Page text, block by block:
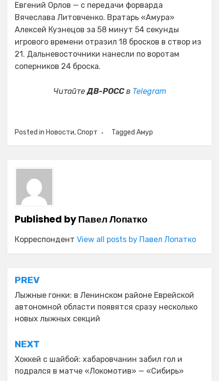
Евгений Орлов — с передачи форварда
Вячеслава Литовченко. Вратарь «Амура»
Алексей Кузнецов за 58 минут 54 секунды
игрового времени отразил 18 бросков в створ из
21. Дальневосточники нанесли по воротам
соперников 24 броска.
ЧитайтеДВ-РОССв Telegram
Posted in Новости,Спорт Tagged Амур
Published byПавел Лопатко
Корреспондент View all posts by Павел Лопатко
Навигация
по
записям
PREV
Лыжные гонки: в Ленинском районе Еврейской
автономной области появятся сразу несколько
новых лыжных секций
NEXT
Хоккей с шайбой: хабаровчанин забил гол и
подрался в матче «Локомотив» — «Сибирь»